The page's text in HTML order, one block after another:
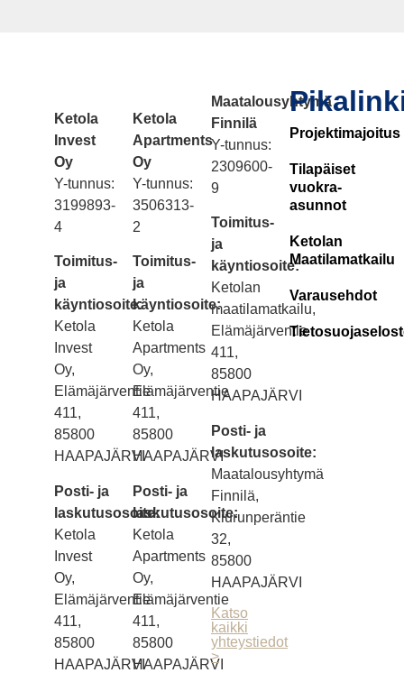
Ketola
Invest
Oy
Y-tunnus:
3199893-
4
Toimitus-
ja
käyntiosoite:
Ketola
Invest
Oy,
Elämäjärventie
411,
85800
HAAPAJÄRVI
Posti- ja
laskutusosoite:
Ketola
Invest
Oy,
Elämäjärventie
411,
85800
HAAPAJÄRVI
Ketola
Apartments
Oy
Y-tunnus:
3506313-
2
Toimitus-
ja
käyntiosoite:
Ketola
Apartments
Oy,
Elämäjärventie
411,
85800
HAAPAJÄRVI
Posti- ja
laskutusosoite:
Ketola
Apartments
Oy,
Elämäjärventie
411,
85800
HAAPAJÄRVI
Maatalousyhtymä
Finnilä
Y-tunnus:
2309600-
9
Toimitus-
ja
käyntiosoite:
Ketolan
maatilamatkailu,
Elämäjärventie
411,
85800
HAAPAJÄRVI
Posti- ja
laskutusosoite:
Maatalousyhtymä
Finnilä,
Kiurunperäntie
32,
85800
HAAPAJÄRVI
Katso
kaikki
yhteystiedot
>
Projektimajoitus
Tilapäiset
vuokra-
asunnot
Ketolan
Maatilamatkailu
Varausehdot